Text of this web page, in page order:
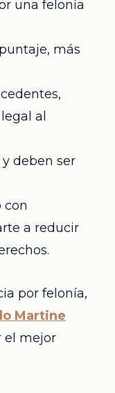
una felonía
más
al
deben ser
con
a reducir
por felonía,
Martine
el mejor